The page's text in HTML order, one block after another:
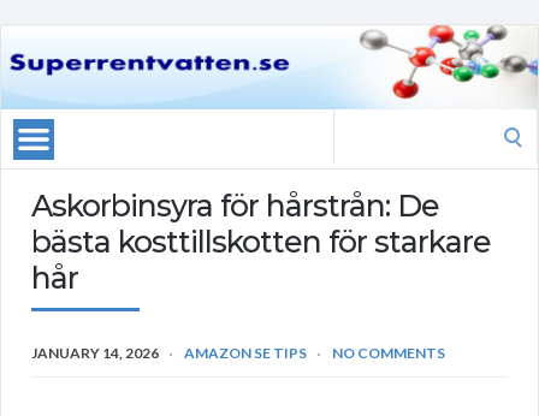
Askorbinsyra för hårstrån: De
bästa kosttillskotten för starkare
hår
JANUARY 14, 2026 AMAZON SE TIPS NO COMMENTS